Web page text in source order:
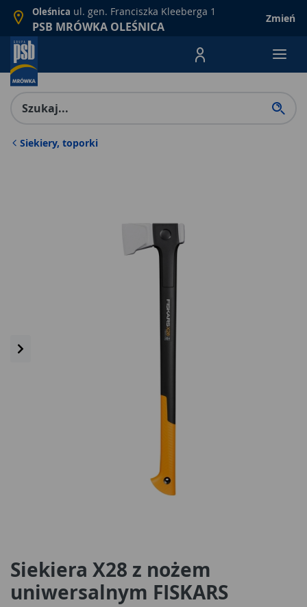
Oleśnica ul. gen. Franciszka Kleeberga 1
PSB MRÓWKA OLEŚNICA
Zmień
Menu Produktów,
Siekiery, toporki
Siekiera X28 z nożem
uniwersalnym FISKARS